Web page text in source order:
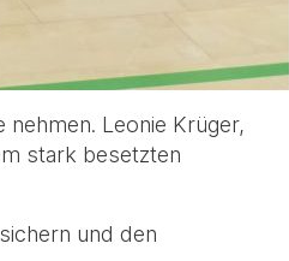
Leonie Krüger,
stark besetzten
und den